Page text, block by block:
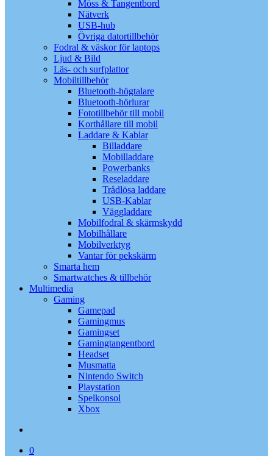
Möss & Tangentbord
Nätverk
USB-hub
Övriga datortillbehör
Fodral & väskor för laptops
Ljud & Bild
Läs- och surfplattor
Mobiltillbehör
Bluetooth-högtalare
Bluetooth-hörlurar
Fototillbehör till mobil
Korthållare till mobil
Laddare & Kablar
Billaddare
Mobilladdare
Powerbanks
Reseladdare
Trådlösa laddare
USB-Kablar
Väggladdare
Mobilfodral & skärmskydd
Mobilhållare
Mobilverktyg
Vantar för pekskärm
Smarta hem
Smartwatches & tillbehör
Multimedia
Gaming
Gamepad
Gamingmus
Gamingset
Gamingtangentbord
Headset
Musmatta
Nintendo Switch
Playstation
Spelkonsol
Xbox
0